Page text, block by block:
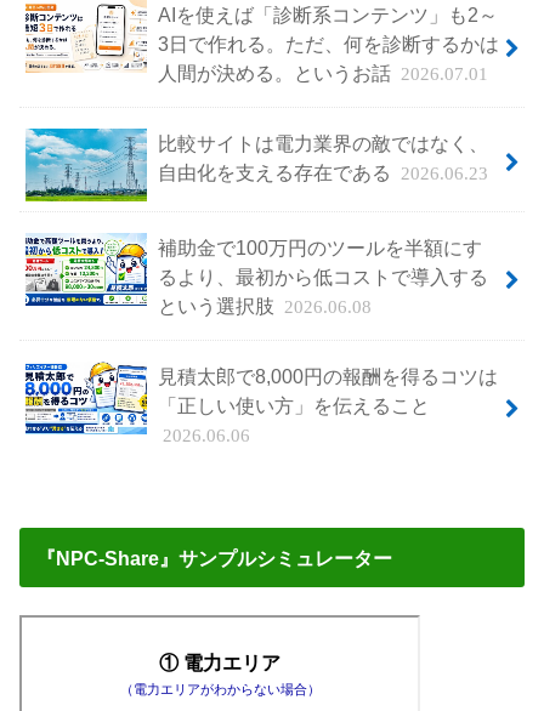
AIを使えば「診断系コンテンツ」も2～
3日で作れる。ただ、何を診断するかは
人間が決める。というお話 2026.07.01
比較サイトは電力業界の敵ではなく、
自由化を支える存在である
2026.06.23
補助金で100万円のツールを半額にす
るより、最初から低コストで導入する
という選択肢
2026.06.08
見積太郎で8,000円の報酬を得るコツは
「正しい使い方」を伝えること
2026.06.06
『NPC-Share』サンプルシミュレーター